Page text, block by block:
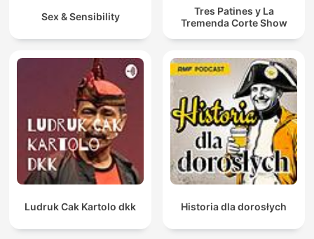
Sex & Sensibility
Tres Patines y La
Tremenda Corte Show
Ludruk Cak Kartolo dkk Historia dla dorosłych